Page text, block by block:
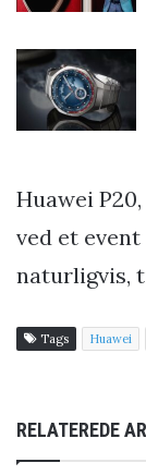
Huawei
ved et event
naturligvis,
Tags Huawei
RELATEREDE